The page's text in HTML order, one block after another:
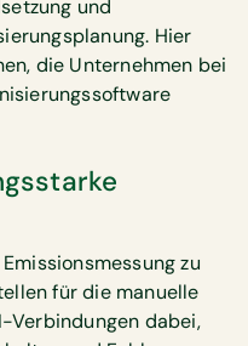
und
Hier
die Unternehmen bei
zu
für die manuelle
Verbindungen dabei,